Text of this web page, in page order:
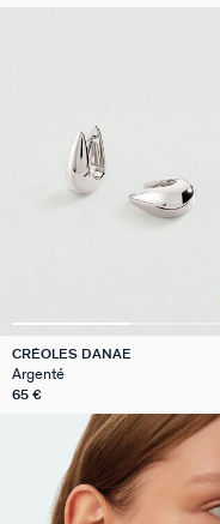
CRÉOLES DANAE
Argenté
65 €